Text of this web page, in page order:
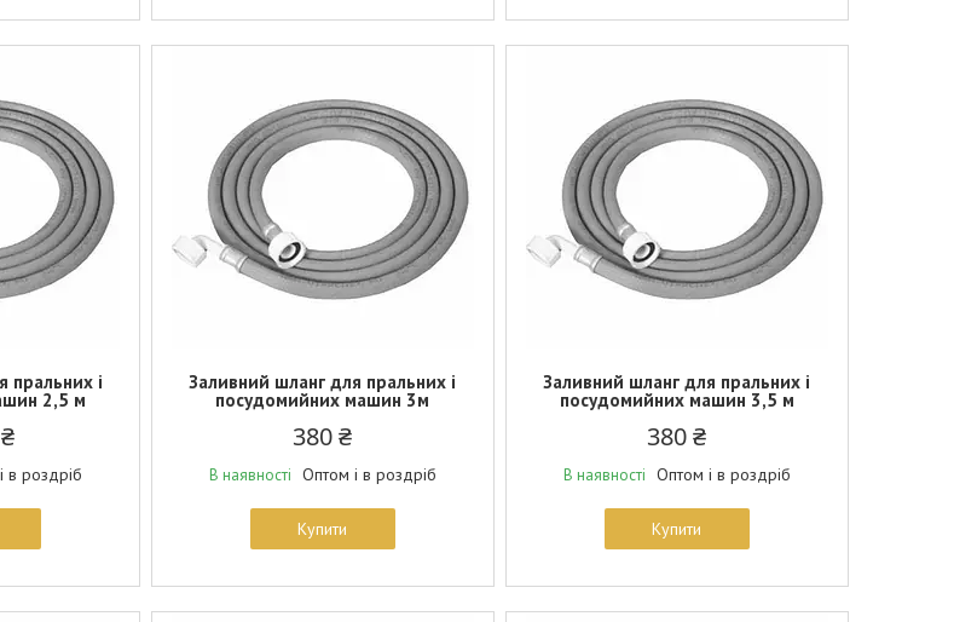
пральних і
2,5 м
в роздріб
Заливний шланг для пральних і
посудомийних машин 3м
380 ₴
В наявності Оптом і в роздріб
Купити
Заливний шланг для пральних і
посудомийних машин 3,5 м
380 ₴
В наявності Оптом і в роздріб
Купити